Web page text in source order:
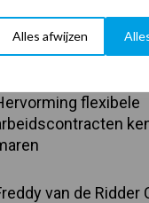
Alles afwijzen
flexibele
van de Ridder